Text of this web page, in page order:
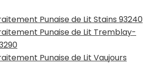
Punaise de Lit Stains 93240
Punaise de Lit Tremblay-
Punaise de Lit Vaujours